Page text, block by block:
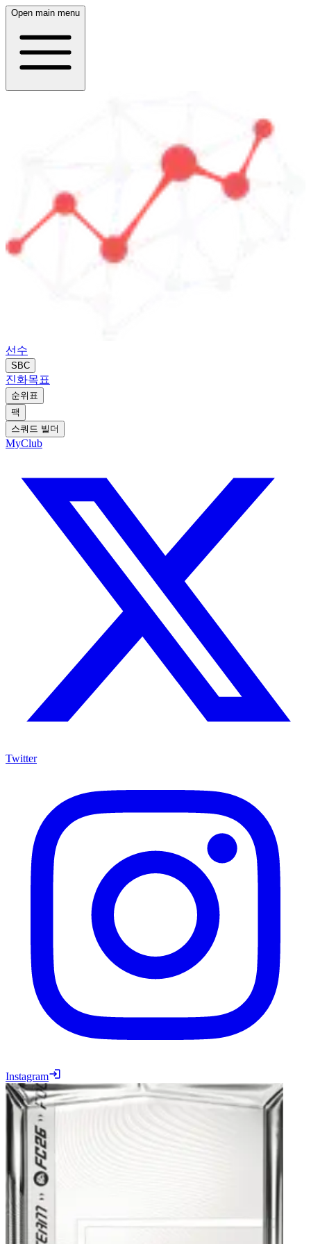
Open main menu
선수
SBC
진화목표
순위표
팩
스쿼드 빌더
MyClub
Twitter
Instagram